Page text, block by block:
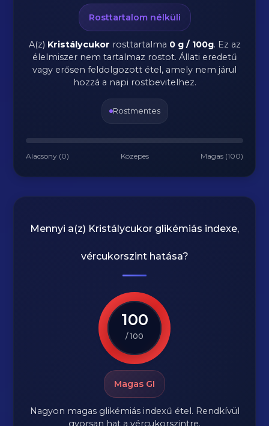
Rosttartalom nélküli
A(z) Kristálycukor rosttartalma 0 g / 100g. Ez az
élelmiszer nem tartalmaz rostot. Állati eredetű
vagy erősen feldolgozott étel, amely nem járul
hozzá a napi rostbevitelhez.
Rostmentes
Alacsony (0) Közepes Magas (100)
Mennyi a(z) Kristálycukor glikémiás indexe,
vércukorszint hatása?
100
/ 100
Magas GI
Nagyon magas glikémiás indexű étel. Rendkívül
gyorsan hat a vércukorszintre.